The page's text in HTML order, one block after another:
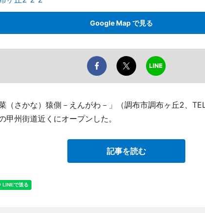
Google Map で見る
（さかな）猿側－えんがわ－」（調布市調布ヶ丘2、
甲州街道近くにオープンした。
記事を読む